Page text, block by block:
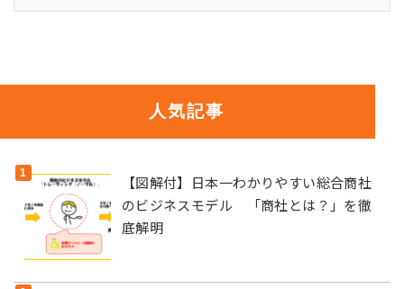
人気記事
【図解付】日本一わかりやすい総合商社
のビジネスモデル 「商社とは？」を徹
底解明